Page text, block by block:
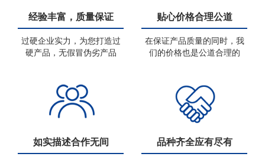
经验丰富，质量保证
过硬企业实力，为您打造过
硬产品，无假冒伪劣产品
贴心价格合理公道
在保证产品质量的同时，我
们的价格也是公道合理的
如实描述合作无间 品种齐全应有尽有